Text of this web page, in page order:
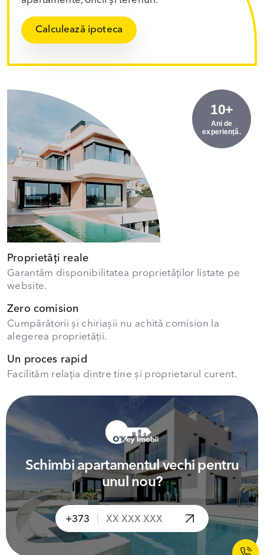
Calculează ipoteca
10+
Ani de
experiență.
Proprietăți reale
Garantăm disponibilitatea proprietăților listate pe
website.
Zero comision
Cumpărătorii și chiriașii nu achită comision la
alegerea proprietății.
Un proces rapid
Facilităm relația dintre tine și proprietarul curent.
Schimbi apartamentul vechi pentru
unul nou?
+373